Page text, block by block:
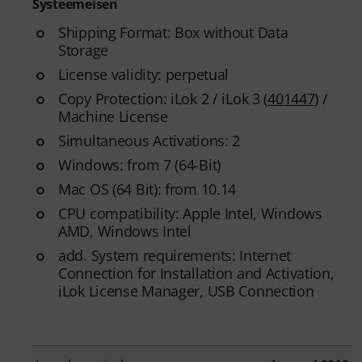
Systeemeisen
Shipping Format: Box without Data
Storage
License validity: perpetual
Copy Protection: iLok 2 / iLok 3 (401447) /
Machine License
Simultaneous Activations: 2
Windows: from 7 (64-Bit)
Mac OS (64 Bit): from 10.14
CPU compatibility: Apple Intel, Windows
AMD, Windows Intel
add. System requirements: Internet
Connection for Installation and Activation,
iLok License Manager, USB Connection